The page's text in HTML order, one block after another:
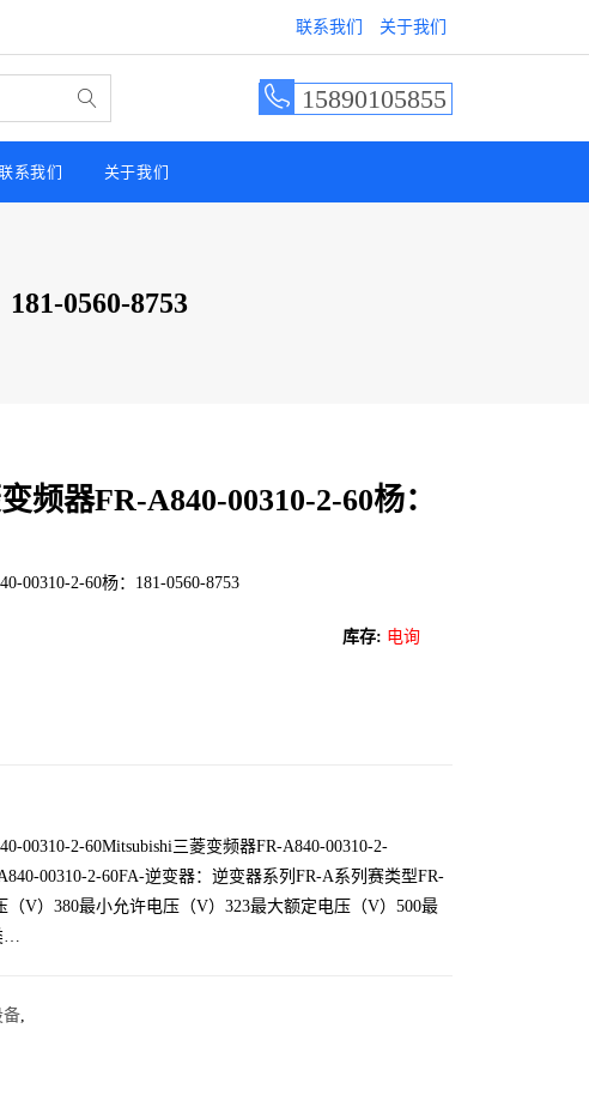
联系我们 关于我们
15890105855
系我们 关于我们
0560-8753
频器FR-A840-00310-2-60杨：
00310-2-60杨：181-0560-8753
库存: 电询
00310-2-60Mitsubishi三菱变频器FR-A840-00310-2-
00310-2-60FA-逆变器：逆变器系列FR-A系列赛类型FR-
（V）380最小允许电压（V）323最大额定电压（V）500最
…
备,